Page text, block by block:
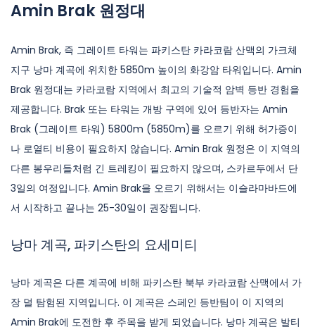
Amin Brak 원정대
Amin Brak, 즉 그레이트 타워는 파키스탄 카라코람 산맥의 가크체
지구 낭마 계곡에 위치한 5850m 높이의 화강암 타워입니다. Amin
Brak 원정대는 카라코람 지역에서 최고의 기술적 암벽 등반 경험을
제공합니다. Brak 또는 타워는 개방 구역에 있어 등반자는 Amin
Brak (그레이트 타워) 5800m (5850m)를 오르기 위해 허가증이
나 로열티 비용이 필요하지 않습니다. Amin Brak 원정은 이 지역의
다른 봉우리들처럼 긴 트레킹이 필요하지 않으며, 스카르두에서 단
3일의 여정입니다. Amin Brak을 오르기 위해서는 이슬라마바드에
서 시작하고 끝나는 25-30일이 권장됩니다.
낭마 계곡, 파키스탄의 요세미티
낭마 계곡은 다른 계곡에 비해 파키스탄 북부 카라코람 산맥에서 가
장 덜 탐험된 지역입니다. 이 계곡은 스페인 등반팀이 이 지역의
Amin Brak에 도전한 후 주목을 받게 되었습니다. 낭마 계곡은 발티